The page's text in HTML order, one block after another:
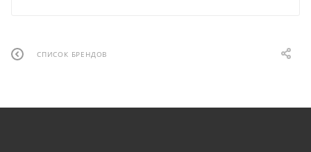
СПИСОК БРЕНДОВ